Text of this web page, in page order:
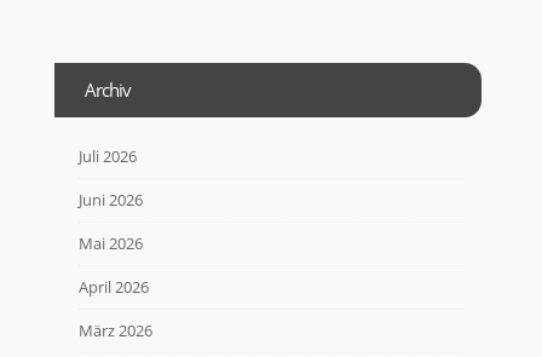
Archiv
Juli 2026
Juni 2026
Mai 2026
April 2026
März 2026